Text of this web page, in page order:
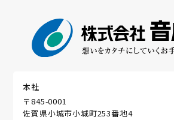
本社
〒845-0001
佐賀県小城市小城町253番地4